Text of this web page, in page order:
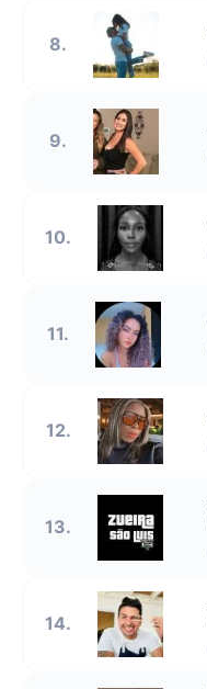
8.
9.
10.
11.
12.
13.
14.